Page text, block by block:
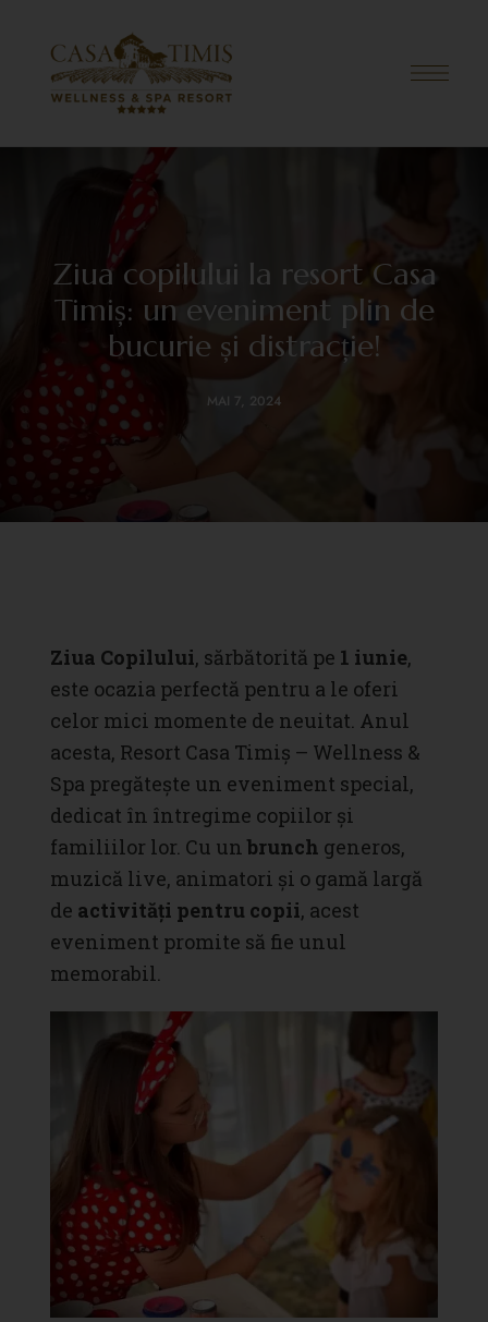
Ziua copilului la resort Casa
Timiș: un eveniment plin de
bucurie și distracție!
MAI 7, 2024
Ziua Copilului, sărbătorită pe 1 iunie,
este ocazia perfectă pentru a le oferi
celor mici momente de neuitat. Anul
acesta, Resort Casa Timiș – Wellness &
Spa pregătește un eveniment special,
dedicat în întregime copiilor și
familiilor lor. Cu un brunch generos,
muzică live, animatori și o gamă largă
de activități pentru copii, acest
eveniment promite să fie unul
memorabil.